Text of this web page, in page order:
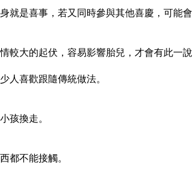
就是喜事，若又同時參與其他喜慶，可能會
較大的起伏，容易影響胎兒，才會有此一說
人喜歡跟隨傳統做法。
孩換走。
都不能接觸。